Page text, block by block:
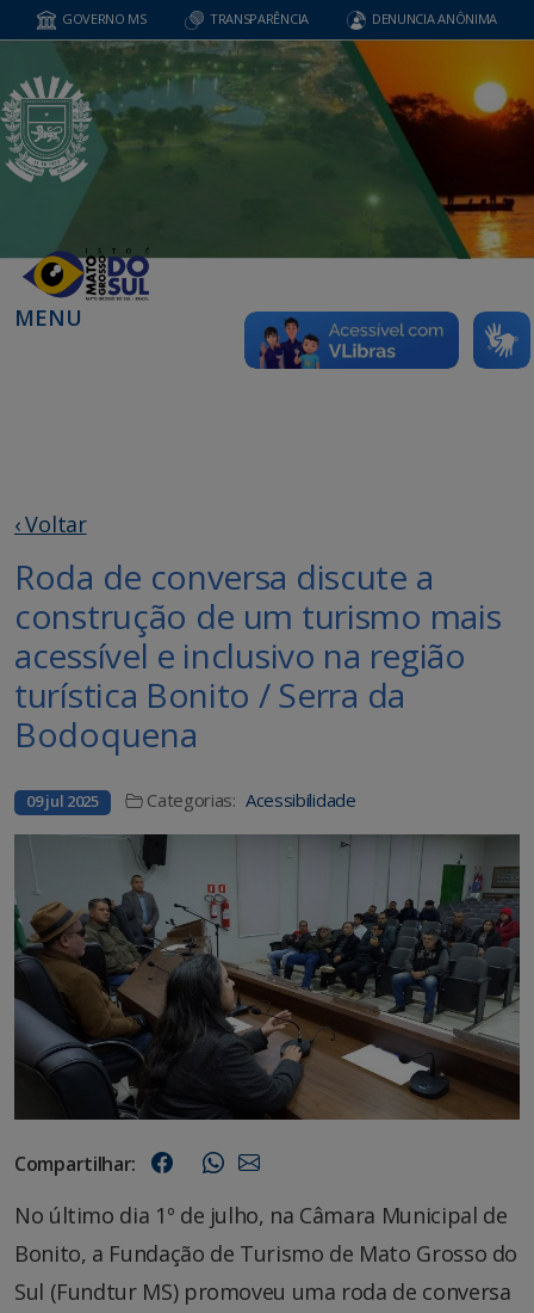
GOVERNO MS TRANSPARÊNCIA DENUNCIA ANÔNIMA
MENU
‹ Voltar
Roda de conversa discute a
construção de um turismo mais
acessível e inclusivo na região
turística Bonito / Serra da
Bodoquena
09 jul 2025 Categorias: Acessibilidade
Compartilhar:
No último dia 1º de julho, na Câmara Municipal de
Bonito, a Fundação de Turismo de Mato Grosso do
Sul (Fundtur MS) promoveu uma roda de conversa